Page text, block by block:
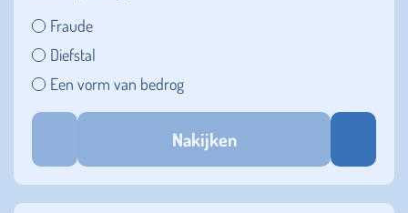
Fraude
Diefstal
Een vorm van bedrog
Nakijken